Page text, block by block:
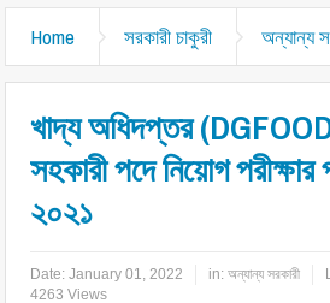
Home সরকারী চাকুরী অন্যান্য
খাদ্য অধিদপ্তর
সহকারী পদে নিয়োগ
২০২১
Date:January 01, 2022 in:অন্যান্য সরকারী
4263 Views